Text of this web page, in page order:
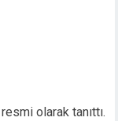
olarak tanıttı.